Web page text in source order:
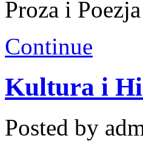
Proza i
Continue
Kultura i
Posted by